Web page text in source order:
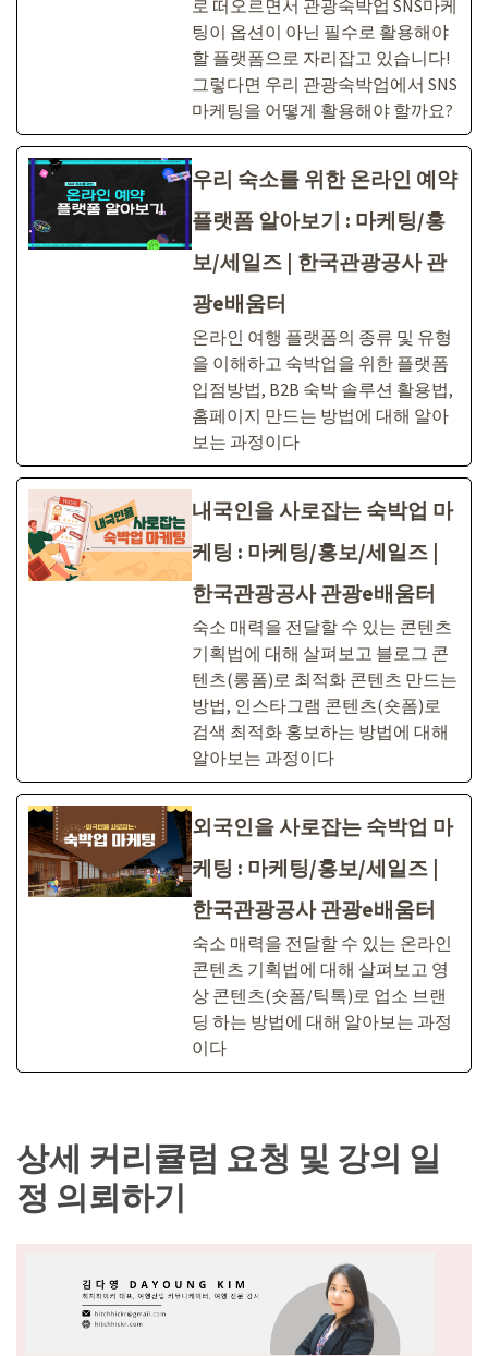
로 떠오르면서 관광숙박업 SNS마케
팅이 옵션이 아닌 필수로 활용해야
할 플랫폼으로 자리잡고 있습니다!
그렇다면 우리 관광숙박업에서 SNS
마케팅을 어떻게 활용해야 할까요?
우리 숙소를 위한 온라인 예약
플랫폼 알아보기 : 마케팅/홍
보/세일즈 | 한국관광공사 관
광e배움터
온라인 여행 플랫폼의 종류 및 유형
을 이해하고 숙박업을 위한 플랫폼
입점방법, B2B 숙박 솔루션 활용법,
홈페이지 만드는 방법에 대해 알아
보는 과정이다
내국인을 사로잡는 숙박업 마
케팅 : 마케팅/홍보/세일즈 |
한국관광공사 관광e배움터
숙소 매력을 전달할 수 있는 콘텐츠
기획법에 대해 살펴보고 블로그 콘
텐츠(롱폼)로 최적화 콘텐츠 만드는
방법, 인스타그램 콘텐츠(숏폼)로
검색 최적화 홍보하는 방법에 대해
알아보는 과정이다
외국인을 사로잡는 숙박업 마
케팅 : 마케팅/홍보/세일즈 |
한국관광공사 관광e배움터
숙소 매력을 전달할 수 있는 온라인
콘텐츠 기획법에 대해 살펴보고 영
상 콘텐츠(숏폼/틱톡)로 업소 브랜
딩 하는 방법에 대해 알아보는 과정
이다
상세 커리큘럼 요청 및 강의 일
정 의뢰하기